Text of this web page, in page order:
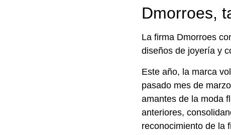
Dmorroes,
La firma Dmorroes
diseños de joyería y
Este año, la marca
pasado mes de
amantes de la moda
anteriores,
reconocimiento de la